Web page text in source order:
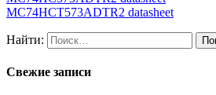
MC74HCT573ADTR2 datasheet
Найти:
Свежие записи